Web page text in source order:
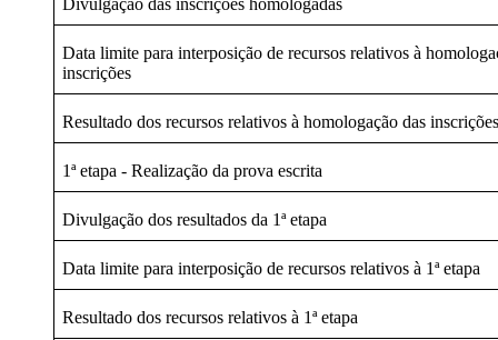
Divulgação das inscrições homologadas
Data limite para interposição de recursos relativos à
inscrições
Resultado dos recursos relativos à homologação das
1ª etapa - Realização da prova escrita
Divulgação dos resultados da 1ª etapa
Data limite para interposição de recursos relativos à 1ª etapa
Resultado dos recursos relativos à 1ª etapa